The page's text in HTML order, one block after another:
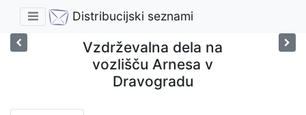
Distribucijski seznami
Vzdrževalna dela na
vozlišču Arnesa v
Dravogradu